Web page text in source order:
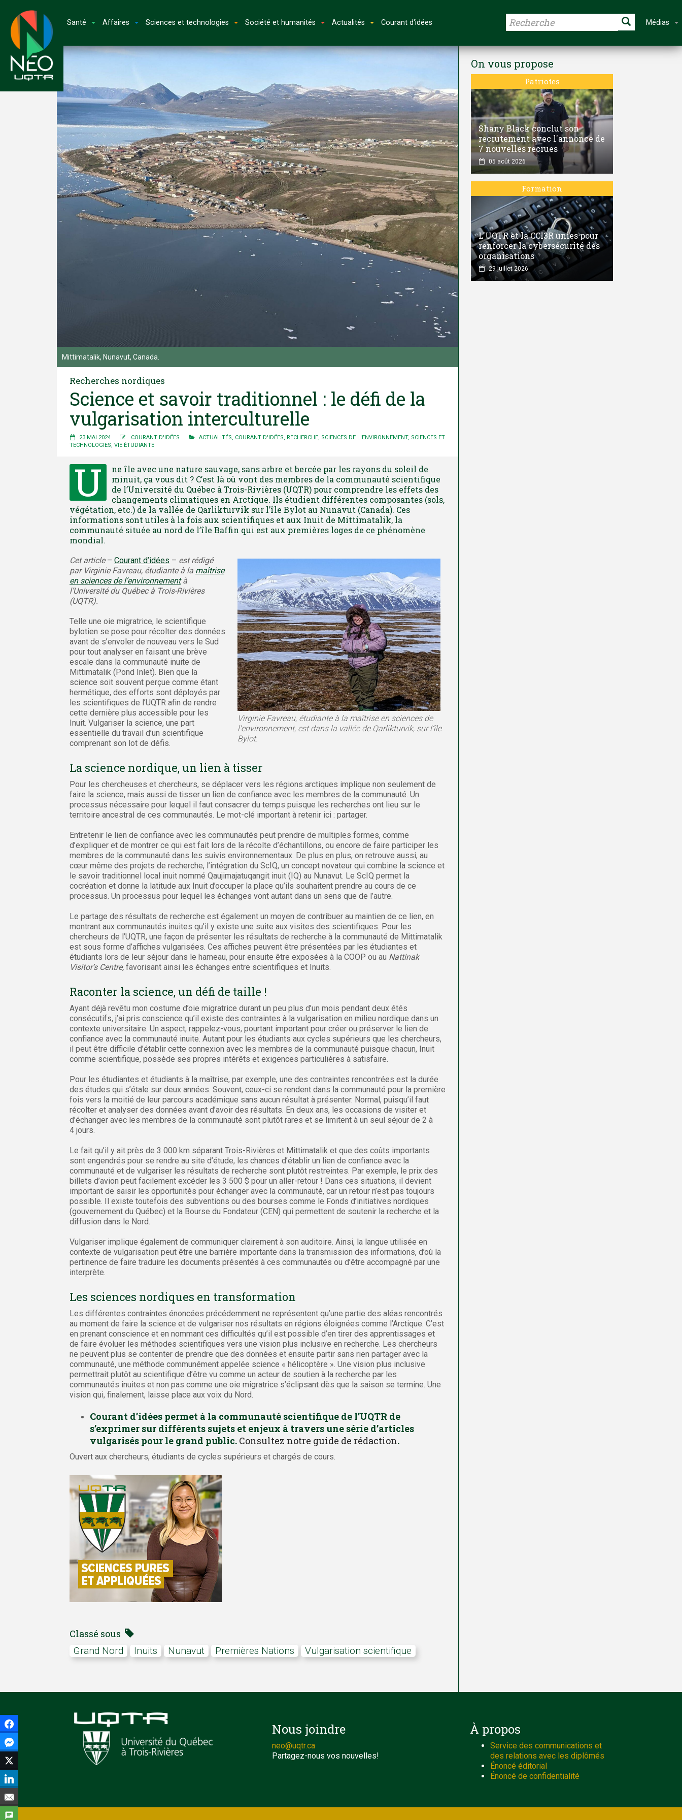
Santé Affaires Sciences et technologies Société et humanités Actualités Courant d'idées Médias
Mittimatalik, Nunavut, Canada.
Recherches nordiques
Science et savoir traditionnel : le défi de la
vulgarisation interculturelle
23 MAI 2024 COURANT D'IDÉES ACTUALITÉS, COURANT D'IDÉES, RECHERCHE, SCIENCES DE L'ENVIRONNEMENT, SCIENCES ET
TECHNOLOGIES, VIE ÉTUDIANTE
U
ne île avec une nature sauvage, sans arbre et bercée par les rayons du soleil de
minuit, ça vous dit ? C’est là où vont des membres de la communauté scientifique
de l’Université du Québec à Trois-Rivières (UQTR) pour comprendre les effets des
changements climatiques en Arctique. Ils étudient différentes composantes (sols,
végétation, etc.) de la vallée de Qarlikturvik sur l’île Bylot au Nunavut (Canada). Ces
informations sont utiles à la fois aux scientifiques et aux Inuit de Mittimatalik, la
communauté située au nord de l’île Baffin qui est aux premières loges de ce phénomène
mondial.
Virginie Favreau, étudiante à la maîtrise en sciences de
l’environnement, est dans la vallée de Qarlikturvik, sur l’île
Bylot.
Cet article– Courant d’idées – est rédigé
par Virginie Favreau, étudiante à la maîtrise
en sciences de l’environnementà
l’Université du Québec à Trois-Rivières
(UQTR).
Telle une oie migratrice, le scientifique
bylotien se pose pour récolter des données
avant de s’envoler de nouveau vers le Sud
pour tout analyser en faisant une brève
escale dans la communauté inuite de
Mittimatalik (Pond Inlet). Bien que la
science soit souvent perçue comme étant
hermétique, des efforts sont déployés par
les scientifiques de l’UQTR afin de rendre
cette dernière plus accessible pour les
Inuit. Vulgariser la science, une part
essentielle du travail d’un scientifique
comprenant son lot de défis.
La science nordique, un lien à tisser
Pour les chercheuses et chercheurs, se déplacer vers les régions arctiques implique non seulement de
faire la science, mais aussi de tisser un lien de confiance avec les membres de la communauté. Un
processus nécessaire pour lequel il faut consacrer du temps puisque les recherches ont lieu sur le
territoire ancestral de ces communautés. Le mot-clé important à retenir ici : partager.
Entretenir le lien de confiance avec les communautés peut prendre de multiples formes, comme
d’expliquer et de montrer ce qui est fait lors de la récolte d’échantillons, ou encore de faire participer les
membres de la communauté dans les suivis environnementaux. De plus en plus, on retrouve aussi, au
cœur même des projets de recherche, l’intégration du ScIQ, un concept novateur qui combine la science et
le savoir traditionnel local inuit nommé Qaujimajatuqangit inuit (IQ) au Nunavut. Le ScIQ permet la
cocréation et donne la latitude aux Inuit d’occuper la place qu’ils souhaitent prendre au cours de ce
processus. Un processus pour lequel les échanges vont autant dans un sens que de l’autre.
Le partage des résultats de recherche est également un moyen de contribuer au maintien de ce lien, en
montrant aux communautés inuites qu’il y existe une suite aux visites des scientifiques. Pour les
chercheurs de l’UQTR, une façon de présenter les résultats de recherche à la communauté de Mittimatalik
est sous forme d’affiches vulgarisées. Ces affiches peuvent être présentées par les étudiantes et
étudiants lors de leur séjour dans le hameau, pour ensuite être exposées à la COOP ou au Nattinak
Visitor’s Centre, favorisant ainsi les échanges entre scientifiques et Inuits.
Raconter la science, un défi de taille !
Ayant déjà revêtu mon costume d’oie migratrice durant un peu plus d’un mois pendant deux étés
consécutifs, j’ai pris conscience qu’il existe des contraintes à la vulgarisation en milieu nordique dans un
contexte universitaire. Un aspect, rappelez-vous, pourtant important pour créer ou préserver le lien de
confiance avec la communauté inuite. Autant pour les étudiants aux cycles supérieurs que les chercheurs,
il peut être difficile d’établir cette connexion avec les membres de la communauté puisque chacun, Inuit
comme scientifique, possède ses propres intérêts et exigences particulières à satisfaire.
Pour les étudiantes et étudiants à la maîtrise, par exemple, une des contraintes rencontrées est la durée
des études qui s’étale sur deux années. Souvent, ceux-ci se rendent dans la communauté pour la première
fois vers la moitié de leur parcours académique sans aucun résultat à présenter. Normal, puisqu’il faut
récolter et analyser des données avant d’avoir des résultats. En deux ans, les occasions de visiter et
d’échanger avec les membres de la communauté sont plutôt rares et se limitent à un seul séjour de 2 à
4 jours.
Le fait qu’il y ait près de 3 000 km séparant Trois-Rivières et Mittimatalik et que des coûts importants
sont engendrés pour se rendre au site d’étude, les chances d’établir un lien de confiance avec la
communauté et de vulgariser les résultats de recherche sont plutôt restreintes. Par exemple, le prix des
billets d’avion peut facilement excéder les 3 500 $ pour un aller-retour ! Dans ces situations, il devient
important de saisir les opportunités pour échanger avec la communauté, car un retour n’est pas toujours
possible. Il existe toutefois des subventions ou des bourses comme le Fonds d’initiatives nordiques
(gouvernement du Québec) et la Bourse du Fondateur (CEN) qui permettent de soutenir la recherche et la
diffusion dans le Nord.
Vulgariser implique également de communiquer clairement à son auditoire. Ainsi, la langue utilisée en
contexte de vulgarisation peut être une barrière importante dans la transmission des informations, d’où la
pertinence de faire traduire les documents présentés à ces communautés ou d’être accompagné par une
interprète.
Les sciences nordiques en transformation
Les différentes contraintes énoncées précédemment ne représentent qu’une partie des aléas rencontrés
au moment de faire la science et de vulgariser nos résultats en régions éloignées comme l’Arctique. C’est
en prenant conscience et en nommant ces difficultés qu’il est possible d’en tirer des apprentissages et
de faire évoluer les méthodes scientifiques vers une vision plus inclusive en recherche. Les chercheurs
ne peuvent plus se contenter de prendre que des données et ensuite partir sans rien partager avec la
communauté, une méthode communément appelée science « hélicoptère ». Une vision plus inclusive
permettrait plutôt au scientifique d’être vu comme un acteur de soutien à la recherche par les
communautés inuites et non pas comme une oie migratrice s’éclipsant dès que la saison se termine. Une
vision qui, finalement, laisse place aux voix du Nord.
Courant d’idées permet à la communauté scientifique de l’UQTR de
s’exprimer sur différents sujets et enjeux à travers une série d’articles
vulgarisés pour le grand public. Consultez notre guide de rédaction.
Ouvert aux chercheurs, étudiants de cycles supérieurs et chargés de cours.
Classé sous
Grand Nord Inuits Nunavut Premières Nations Vulgarisation scientifique
On vous propose
Patriotes
Shany Black conclut son
recrutement avec l'annonce de
7 nouvelles recrues
05 août 2026
Formation
L'UQTR et la CCI3R unies pour
renforcer la cybersécurité des
organisations
29 juillet 2026
Nous joindre
neo@uqtr.ca
Partagez-nous vos nouvelles!
À propos
Service des communications et
des relations avec les diplômés
Énoncé éditorial
Énoncé de confidentialité
Facebook Messenger